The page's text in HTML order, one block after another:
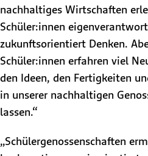
nachhaltiges Wirtschaften
Schüler:innen
zukunftsorientiert Denken.
Schüler:innen erfahren viel
den Ideen, den Fertigkeiten
in unserer nachhaltigen
lassen.“
„Schülergenossenschaften